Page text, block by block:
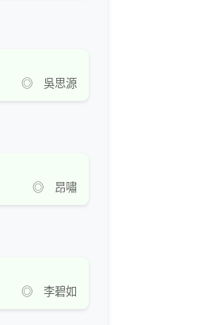
◎ 吳思源
◎ 昂嘯
◎ 李碧如